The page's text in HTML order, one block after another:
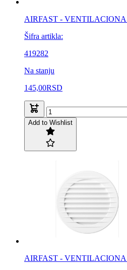
AIRFAST - VENTILACIONA
Šifra artikla:
419282
Na stanju
145,00RSD
Add to Wishlist
AIRFAST - VENTILACIONA